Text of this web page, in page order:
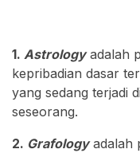
1. Astrologyadalah
kepribadian dasar
yang sedang terjadi
seseorang.
2. Grafologyadalah